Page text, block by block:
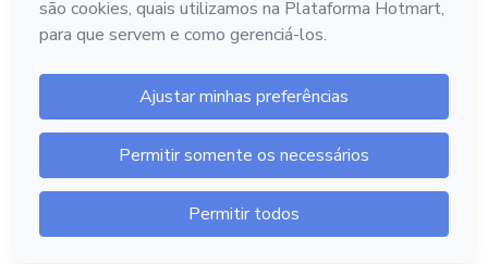
Hotmart — 2011-2026 © Todos os direitos reservados